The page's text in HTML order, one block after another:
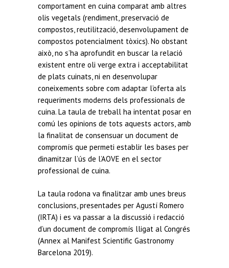
comportament en cuina comparat amb altres
olis vegetals (rendiment, preservació de
compostos, reutilització, desenvolupament de
compostos potencialment tòxics). No obstant
això, no s’ha aprofundit en buscar la relació
existent entre oli verge extra i acceptabilitat
de plats cuinats, ni en desenvolupar
coneixements sobre com adaptar l’oferta als
requeriments moderns dels professionals de
cuina. La taula de treball ha intentat posar en
comú les opinions de tots aquests actors, amb
la finalitat de consensuar un document de
compromís que permeti establir les bases per
dinamitzar l’ús de l’AOVE en el sector
professional de cuina.
La taula rodona va finalitzar amb unes breus
conclusions, presentades per Agustí Romero
(IRTA) i es va passar a la discussió i redacció
d’un document de compromís lligat al Congrés
(Annex al Manifest Scientific Gastronomy
Barcelona 2019).